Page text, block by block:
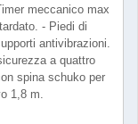
meccanico max
- Piedi di
antivibrazioni.
a quattro
spina schuko per
1,8 m.